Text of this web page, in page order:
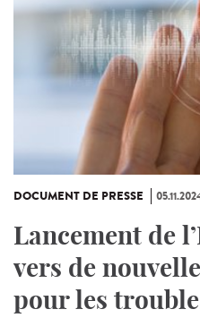
DOCUMENT DE PRESSE
Lancement de
vers de
pour les